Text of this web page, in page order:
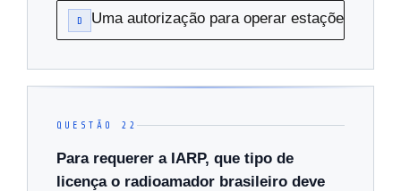
D Uma autorização para operar estações fixas
QUESTÃO 22
Para requerer a IARP, que tipo de
licença o radioamador brasileiro deve